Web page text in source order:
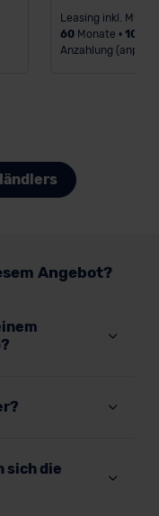
Leasing inkl. MwSt.
60Monate •
Anzahlung
Angebot?
sich die